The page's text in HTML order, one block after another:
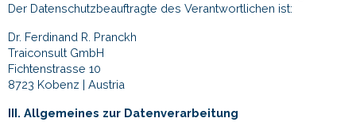
Der Datenschutzbeauftragte des Verantwortlichen ist:
Dr. Ferdinand R. Pranckh
Traiconsult GmbH
Fichtenstrasse 10
8723 Kobenz | Austria
III. Allgemeines zur Datenverarbeitung